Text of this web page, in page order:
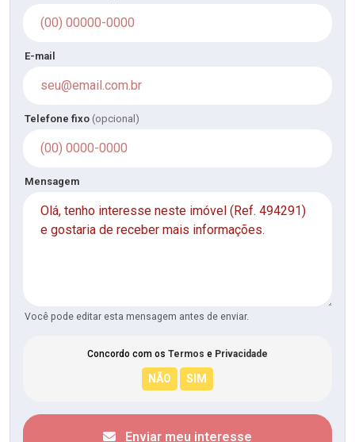
E-mail
Telefone fixo (opcional)
Mensagem
Você pode editar esta mensagem antes de enviar.
Concordo com os Termos e Privacidade
Enviar meu interesse